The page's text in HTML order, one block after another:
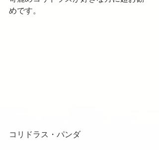
めです。
コリドラス・パンダ